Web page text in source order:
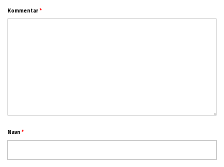
Kommentar*
Navn*